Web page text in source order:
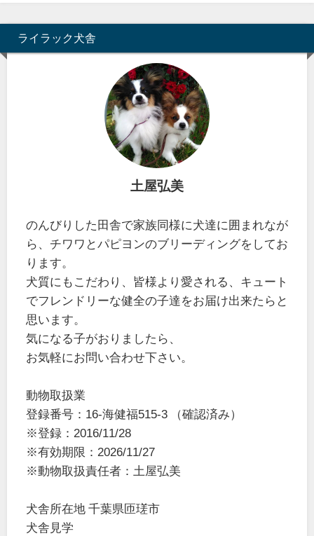
ライラック犬舎
土屋弘美
のんびりした田舎で家族同様に犬達に囲まれなが
ら、チワワとパピヨンのブリーディングをしてお
ります。
犬質にもこだわり、皆様より愛される、キュート
でフレンドリーな健全の子達をお届け出来たらと
思います。
気になる子がおりましたら、
お気軽にお問い合わせ下さい。
動物取扱業
登録番号：16-海健福515-3 （確認済み）
※登録：2016/11/28
※有効期限：2026/11/27
※動物取扱責任者：土屋弘美
犬舎所在地 千葉県匝瑳市
犬舎見学